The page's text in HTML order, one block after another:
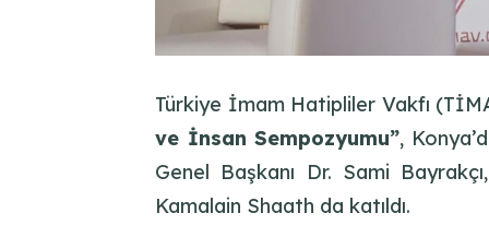
Türkiye İmam Hatipliler Vakfı
ve İnsan Sempozyumu”,
Genel Başkanı Dr. Sami
Kamalain Shaath da katıldı.